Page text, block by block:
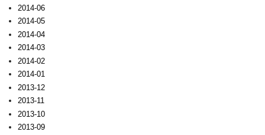
2014-06
2014-05
2014-04
2014-03
2014-02
2014-01
2013-12
2013-11
2013-10
2013-09